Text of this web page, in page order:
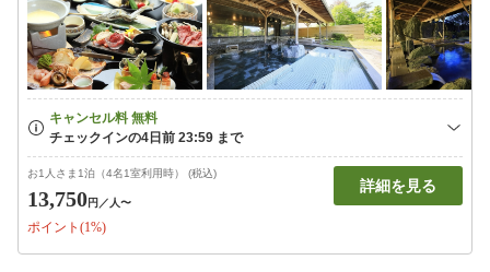
お1人さま1泊（4名1室利用時） (税込)
13,750円 ／人〜
ポイント(1%)
詳細を見る